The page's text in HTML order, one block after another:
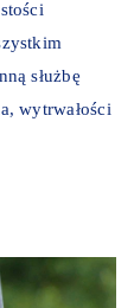
służbę
wytrwałości